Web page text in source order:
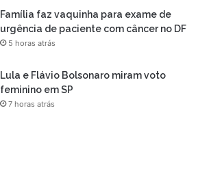
Família faz vaquinha para exame de
urgência de paciente com câncer no DF
5 horas atrás
Lula e Flávio Bolsonaro miram voto
feminino em SP
7 horas atrás